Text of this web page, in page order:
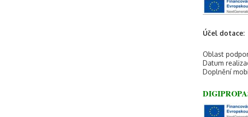
Účel dotace:
Oblast
Datum
Doplnění